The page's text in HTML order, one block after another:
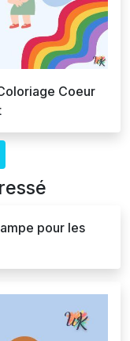
Coeur
pour les